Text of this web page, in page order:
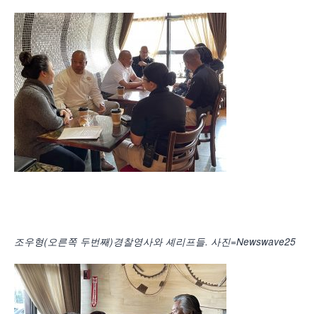
조우형(오른쪽 두번째)경찰영사와 셰리프들. 사진=Newswave25